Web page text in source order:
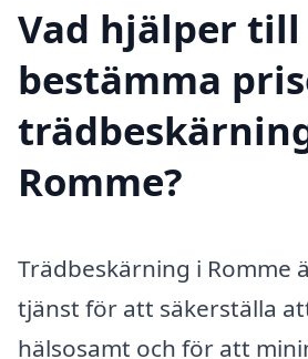
Vad hjälper
bestämma
Romme?
Trädbeskärning i Romme
tjänst för att säkerställa
hälsosamt och för att